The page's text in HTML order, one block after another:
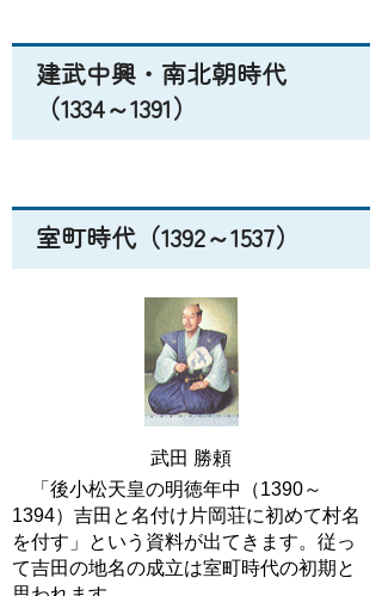
建武中興・南北朝時代
（1334～1391）
室町時代（1392～1537）
武田 勝頼
「後小松天皇の明徳年中（1390～
1394）吉田と名付け片岡荘に初めて村名
を付す」という資料が出てきます。従っ
て吉田の地名の成立は室町時代の初期と